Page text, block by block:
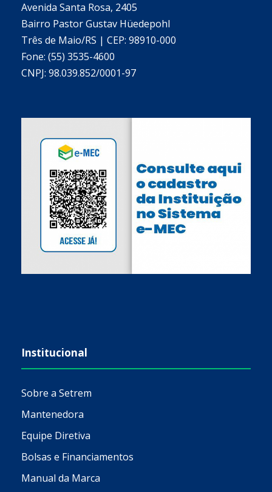
Avenida Santa Rosa, 2405
Bairro Pastor Gustav Hüedepohl
Três de Maio/RS | CEP: 98910-000
Fone: (55) 3535-4600
CNPJ: 98.039.852/0001-97
Institucional
Sobre a Setrem
Mantenedora
Equipe Diretiva
Bolsas e Financiamentos
Manual da Marca